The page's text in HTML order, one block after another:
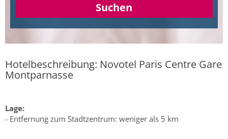
Suchen
Hotelbeschreibung: Novotel Paris Centre Gare
Montparnasse
Lage:
- Entfernung zum Stadtzentrum: weniger als 5 km